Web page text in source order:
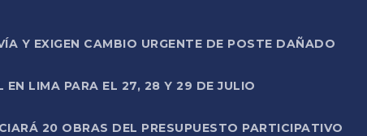
Y EXIGEN CAMBIO URGENTE DE POSTE DAÑADO
LIMA PARA EL 27, 28 Y 29 DE JULIO
20 OBRAS DEL PRESUPUESTO PARTICIPATIVO